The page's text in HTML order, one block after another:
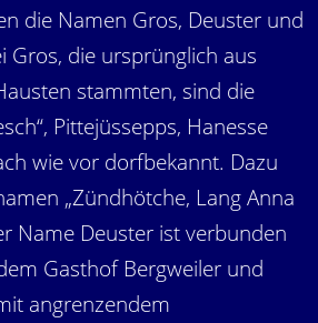
die Namen Gros, Deuster und
Gros, die ursprünglich aus
stammten, sind die
Pittejüssepps, Hanesse
wie vor dorfbekannt. Dazu
„Zündhötche, Lang Anna
Name Deuster ist verbunden
Gasthof Bergweiler und
angrenzendem